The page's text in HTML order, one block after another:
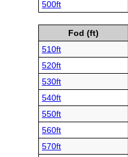
500ft
Fod (ft)
510ft
520ft
530ft
540ft
550ft
560ft
570ft